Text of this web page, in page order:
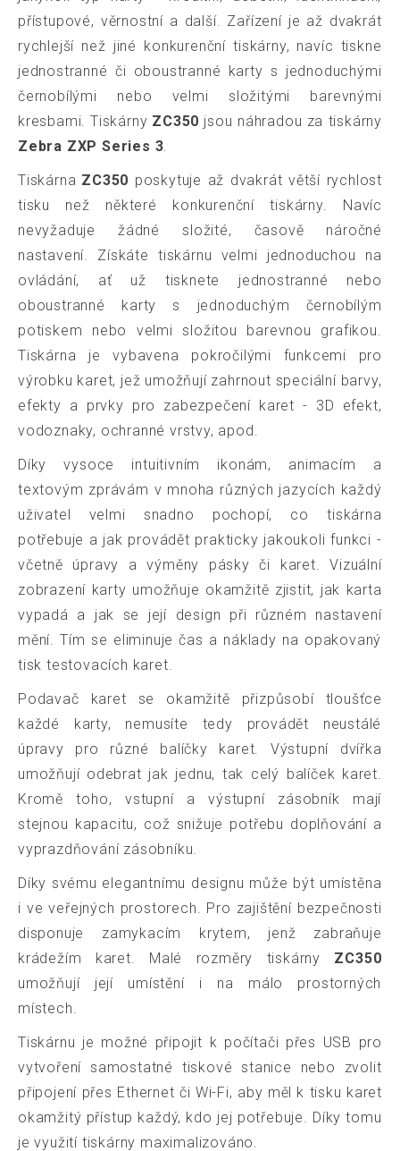
přístupové, věrnostní a další. Zařízení je až dvakrát
rychlejší než jiné konkurenční tiskárny, navíc tiskne
jednostranné či oboustranné karty s jednoduchými
černobílými nebo velmi složitými barevnými
kresbami. Tiskárny ZC350 jsou náhradou za tiskárny
Zebra ZXP Series 3
Tiskárna ZC350 poskytuje až dvakrát větší rychlost
tisku než některé konkurenční tiskárny. Navíc
nevyžaduje žádné složité, časově náročné
nastavení. Získáte tiskárnu velmi jednoduchou na
ovládání, ať už tisknete jednostranné nebo
oboustranné karty s jednoduchým černobílým
potiskem nebo velmi složitou barevnou grafikou.
Tiskárna je vybavena pokročilými funkcemi pro
výrobku karet, jež umožňují zahrnout speciální barvy,
efekty a prvky pro zabezpečení karet - 3D efekt,
vodoznaky, ochranné vrstvy, apod.
Díky vysoce intuitivním ikonám, animacím a
textovým zprávám v mnoha různých jazycích každý
uživatel velmi snadno pochopí, co tiskárna
potřebuje a jak provádět prakticky jakoukoli funkci -
včetně úpravy a výměny pásky či karet. Vizuální
zobrazení karty umožňuje okamžitě zjistit, jak karta
vypadá a jak se její design při různém nastavení
mění. Tím se eliminuje čas a náklady na opakovaný
tisk testovacích karet.
Podavač karet se okamžitě přizpůsobí tloušťce
každé karty, nemusíte tedy provádět neustálé
úpravy pro různé balíčky karet. Výstupní dvířka
umožňují odebrat jak jednu, tak celý balíček karet.
Kromě toho, vstupní a výstupní zásobník mají
stejnou kapacitu, což snižuje potřebu doplňování a
vyprazdňování zásobníku.
Díky svému elegantnímu designu může být umístěna
i ve veřejných prostorech. Pro zajištění bezpečnosti
disponuje zamykacím krytem, jenž zabraňuje
krádežím karet. Malé rozměry tiskárny ZC350
umožňují její umístění i na málo prostorných
místech.
Tiskárnu je možné připojit k počítači přes USB pro
vytvoření samostatné tiskové stanice nebo zvolit
připojení přes Ethernet či Wi-Fi, aby měl k tisku karet
okamžitý přístup každý, kdo jej potřebuje. Díky tomu
je využití tiskárny maximalizováno.